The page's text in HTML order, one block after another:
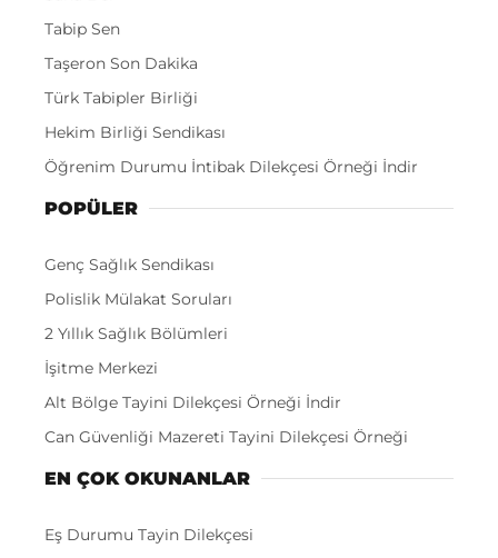
Tabip Sen
Taşeron Son Dakika
Türk Tabipler Birliği
Hekim Birliği Sendikası
Öğrenim Durumu İntibak Dilekçesi Örneği İndir
POPÜLER
Genç Sağlık Sendikası
Polislik Mülakat Soruları
2 Yıllık Sağlık Bölümleri
İşitme Merkezi
Alt Bölge Tayini Dilekçesi Örneği İndir
Can Güvenliği Mazereti Tayini Dilekçesi Örneği
EN ÇOK OKUNANLAR
Eş Durumu Tayin Dilekçesi